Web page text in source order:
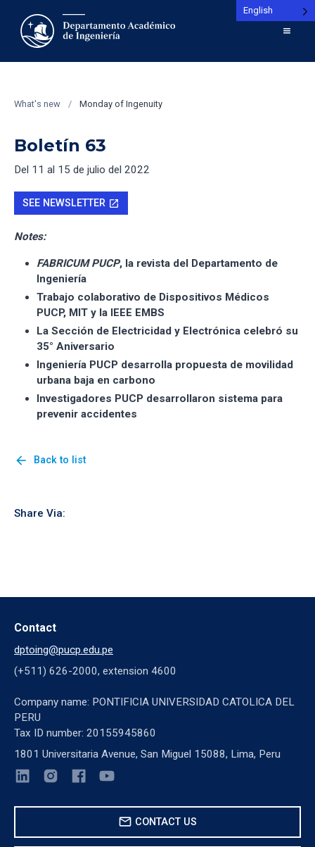
What's new / Monday of Ingenuity
Boletín 63
Del 11 al 15 de julio del 2022
SEE NEWSLETTER open_in_new
Notes:
FABRICUM PUCP, la revista del Departamento de
Ingeniería
Trabajo colaborativo de Dispositivos Médicos
PUCP, MIT y la IEEE EMBS
La Sección de Electricidad y Electrónica celebró su
35° Aniversario
Ingeniería PUCP desarrolla propuesta de movilidad
urbana baja en carbono
Investigadores PUCP desarrollaron sistema para
prevenir accidentes
arrow_back Back to list
Share Via:
Contact
dptoing@pucp.edu.pe
(+511) 626-2000, extension 4600
Company name: PONTIFICIA UNIVERSIDAD CATOLICA DEL
PERU
Tax ID number: 20155945860
1801 Universitaria Avenue, San Miguel 15088, Lima, Peru
mail CONTACT US
English